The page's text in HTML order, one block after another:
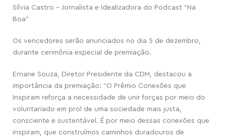
Sílvia Castro – Jornalista e Idealizadora do Podcast “Na
Boa”
Os vencedores serão anunciados no dia 5 de dezembro,
durante cerimônia especial de premiação.
Ernane Souza, Diretor Presidente da CDM, destacou a
importância da premiação: “O Prêmio Conexões que
Inspiram reforça a necessidade de unir forças por meio do
voluntariado em prol de uma sociedade mais justa,
consciente e sustentável. É por meio dessas conexões que
inspiram, que construímos caminhos duradouros de